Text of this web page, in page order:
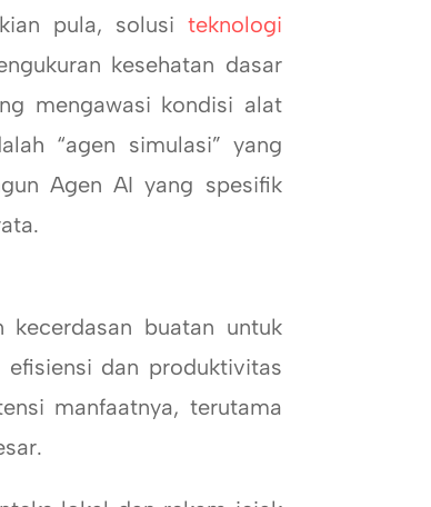
pula, solusi teknologi
kesehatan dasar
mengawasi kondisi alat
“agen simulasi” yang
Agen AI yang spesifik
buatan untuk
dan produktivitas
manfaatnya, terutama